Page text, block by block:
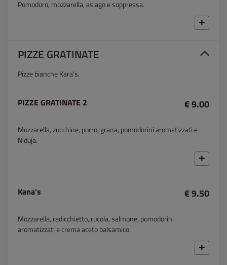
Pomodoro, mozzarella, asiago e soppressa.
PIZZE GRATINATE
Pizze bianche Kara's.
PIZZE GRATINATE 2 € 9.00
Mozzarella, zucchine, porro, grana, pomodorini aromatizzati e
N'duja.
Kana's € 9.50
Mozzarella, radicchietto, rucola, salmone, pomodorini
aromatizzati e crema aceto balsamico.